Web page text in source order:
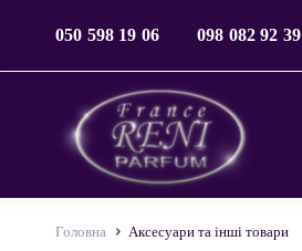
050 598 19 06 098 082 92 39
Головна Аксесуари та інші товари